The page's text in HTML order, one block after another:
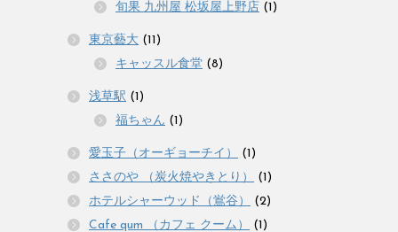
旬果 九州屋 松坂屋上野店 (1)
東京藝大 (11)
キャッスル食堂 (8)
浅草駅 (1)
福ちゃん (1)
愛玉子（オーギョーチイ）
(1)
ささのや （炭火焼やきとり）
(1)
ホテルシャーウッド（鴬谷）
(2)
Cafe qum （カフェ クーム）
(1)